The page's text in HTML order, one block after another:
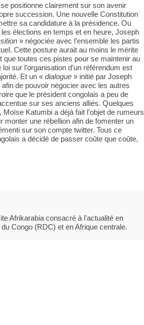
positionne clairement sur son avenir
succession. Une nouvelle Constitution
sa candidature à la présidence. Ou
élections en temps et en heure, Joseph
» négociée avec l’ensemble les partis
Cette posture aurait au moins le mérite
toutes ces pistes pour se maintenir au
sur l’organisation d’un référendum est
Et un « dialogue » initié par Joseph
de pouvoir négocier avec les autres
que le président congolais a peu de
sur ses anciens alliés. Quelques
Katumbi a déjà fait l’objet de rumeurs
monter une rébellion afin de fomenter un
sur son compte twitter. Tous ce
a décidé de passer coûte que coûte,
Afrikarabia consacré à l'actualité en
Congo (RDC) et en Afrique centrale.